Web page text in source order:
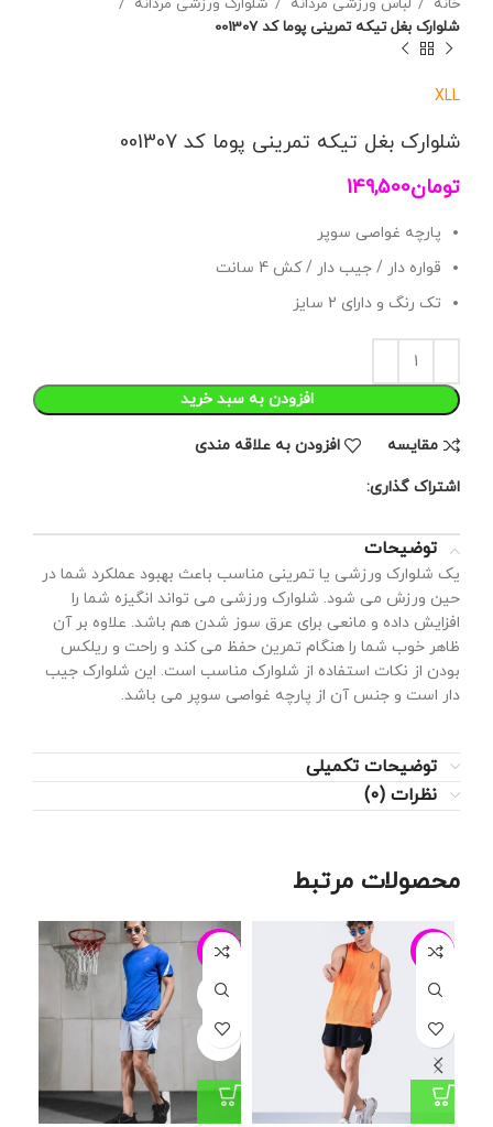
شلوارک بغل تیکه تمرینی پوما کد 001307
L
XL
شلوارک بغل تیکه تمرینی پوما کد 001307
تومان149,500
پارچه غواصی سوپر
قواره دار / جیب دار / کش 4 سانت
تک رنگ و دارای 2 سایز
افزودن به سبد خرید
مقايسه افزودن به علاقه مندی
اشتراک گذاری:
توضیحات
یک شلوارک ورزشی یا تمرینی مناسب باعث بهبود عملکرد شما در
حین ورزش می شود. شلوارک ورزشی می تواند انگیزه شما را
افزایش داده و مانعی برای عرق سوز شدن هم باشد. علاوه بر آن
ظاهر خوب شما را هنگام تمرین حفظ می کند و راحت و ریلکس
بودن از نکات استفاده از شلوارک مناسب است. این شلوارک جیب
دار است و جنس آن از پارچه غواصی سوپر می باشد.
توضیحات تکمیلی
نظرات (0)
محصولات مرتبط
-24%
-28%
L
XL